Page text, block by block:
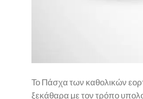
Το Πάσχα των καθολικών
ξεκάθαρα με τον τρόπο